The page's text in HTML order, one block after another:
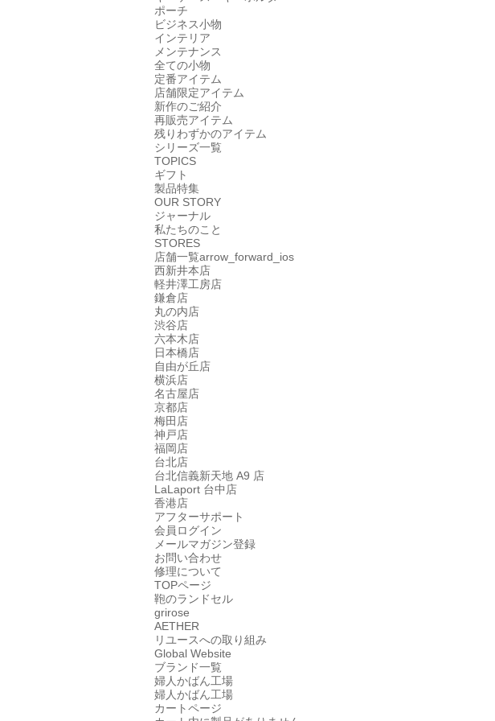
ポーチ
ビジネス小物
インテリア
メンテナンス
全ての小物
定番アイテム
店舗限定アイテム
新作のご紹介
再販売アイテム
残りわずかのアイテム
シリーズ一覧
TOPICS
ギフト
製品特集
OUR STORY
ジャーナル
私たちのこと
STORES
店舗一覧arrow_forward_ios
西新井本店
軽井澤工房店
鎌倉店
丸の内店
渋谷店
六本木店
日本橋店
自由が丘店
横浜店
名古屋店
京都店
梅田店
神戸店
福岡店
台北店
台北信義新天地 A9 店
LaLaport 台中店
香港店
アフターサポート
会員ログイン
メールマガジン登録
お問い合わせ
修理について
TOPページ
鞄のランドセル
grirose
AETHER
リユースへの取り組み
Global Website
ブランド一覧
婦人かばん工場
婦人かばん工場
カートページ